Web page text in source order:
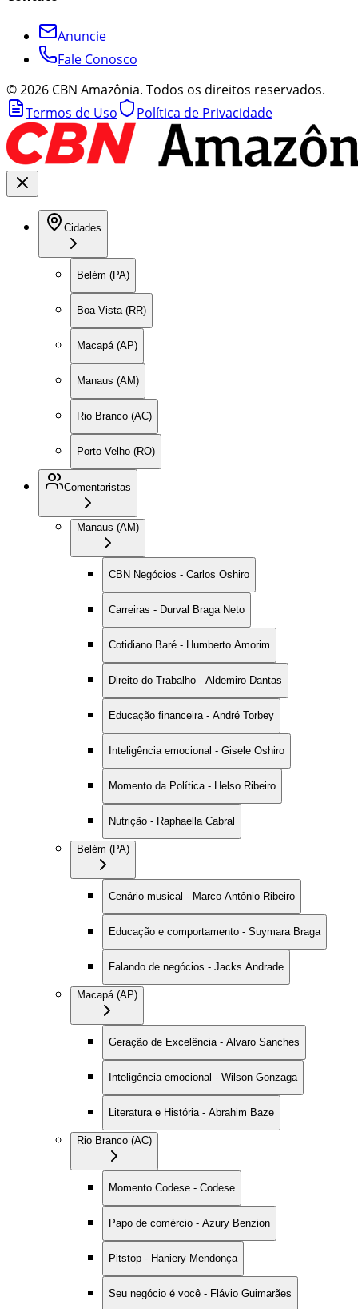
Anuncie
Fale Conosco
©2026 CBN Amazônia. Todos os direitos reservados.
Termos de Uso
Política de Privacidade
Cidades
Belém (PA)
Boa Vista (RR)
Macapá (AP)
Manaus (AM)
Rio Branco (AC)
Porto Velho (RO)
Comentaristas
Manaus (AM)
CBN Negócios - Carlos Oshiro
Carreiras - Durval Braga Neto
Cotidiano Baré - Humberto Amorim
Direito do Trabalho - Aldemiro Dantas
Educação financeira - André Torbey
Inteligência emocional - Gisele Oshiro
Momento da Política - Helso Ribeiro
Nutrição - Raphaella Cabral
Belém (PA)
Cenário musical - Marco Antônio Ribeiro
Educação e comportamento - Suymara Braga
Falando de negócios - Jacks Andrade
Macapá (AP)
Geração de Excelência - Alvaro Sanches
Inteligência emocional - Wilson Gonzaga
Literatura e História - Abrahim Baze
Rio Branco (AC)
Momento Codese - Codese
Papo de comércio - Azury Benzion
Pitstop - Haniery Mendonça
Seu negócio é você - Flávio Guimarães